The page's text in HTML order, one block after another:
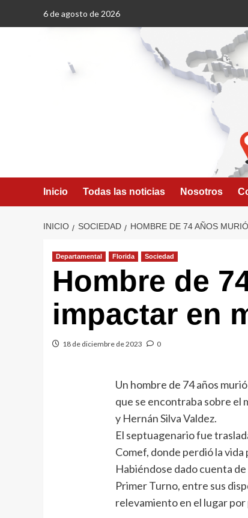
6 de agosto de 2026
Inicio Todas las noticias Nosotros
INICIO SOCIEDAD HOMBRE DE 74 AÑOS
Departamental Florida Sociedad
Hombre de
impactar en
18 de diciembre de 2023 0
Un hombre de 74 años
que se encontraba sobre el
y Hernán Silva Valdez.
El septuagenario fue
Comef, donde perdió la
Habiéndose dado cuenta
Primer Turno, entre sus
relevamiento en el lugar